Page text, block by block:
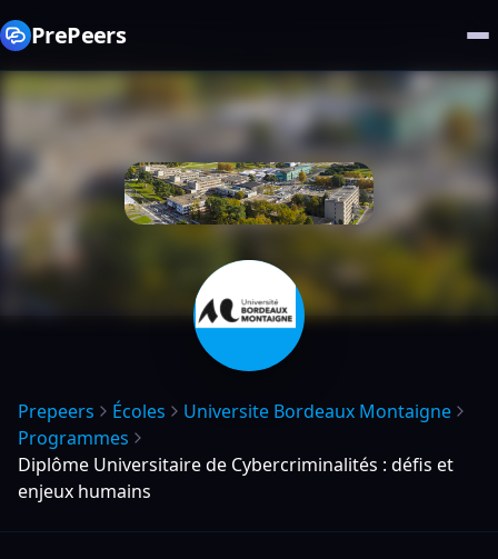
PrePeers
Prepeers Écoles
Universite Bordeaux Montaigne
Programmes
Diplôme Universitaire de Cybercriminalités : défis et
enjeux humains